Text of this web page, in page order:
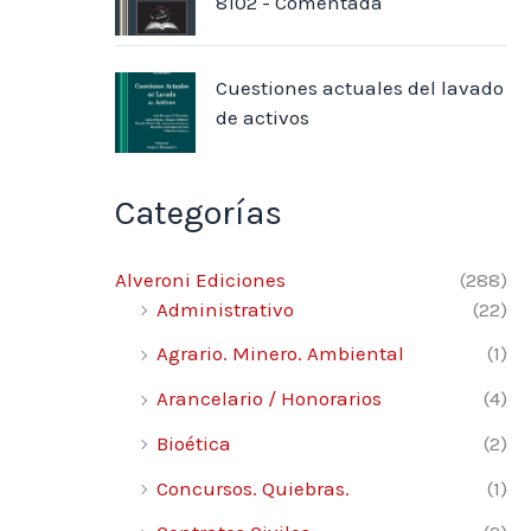
Cuestiones actuales del lavado
de activos
Categorías
Alveroni Ediciones
(288)
Administrativo
(22)
Agrario. Minero. Ambiental
(1)
Arancelario / Honorarios
(4)
Bioética
(2)
Concursos. Quiebras.
(1)